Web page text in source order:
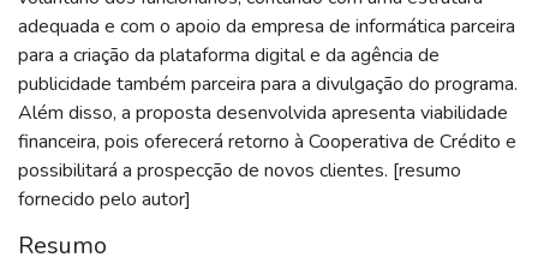
adequada e com o apoio da empresa de informática parceira
para a criação da plataforma digital e da agência de
publicidade também parceira para a divulgação do programa.
Além disso, a proposta desenvolvida apresenta viabilidade
financeira, pois oferecerá retorno à Cooperativa de Crédito e
possibilitará a prospecção de novos clientes. [resumo
fornecido pelo autor]
Resumo